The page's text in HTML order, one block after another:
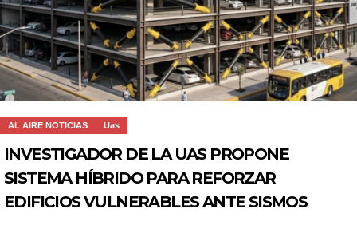
AL AIRE NOTICIAS Uas
INVESTIGADOR DE LA UAS PROPONE
SISTEMA HÍBRIDO PARA REFORZAR
EDIFICIOS VULNERABLES ANTE SISMOS